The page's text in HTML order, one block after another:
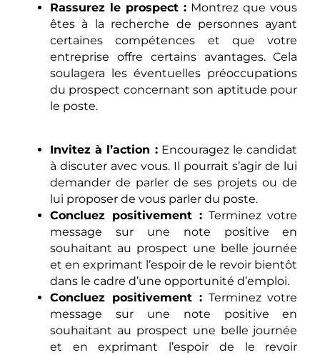
Rassurez le prospect : Montrez que vous
êtes à la recherche de personnes ayant
certaines compétences et que votre
entreprise offre certains avantages. Cela
soulagera les éventuelles préoccupations
du prospect concernant son aptitude pour
le poste.
Invitez à l’action :Encouragez le candidat
à discuter avec vous. Il pourrait s’agir de lui
demander de parler de ses projets ou de
lui proposer de vous parler du poste.
Concluez positivement :Terminez votre
message sur une note positive en
souhaitant au prospect une belle journée
et en exprimant l’espoir de le revoir bientôt
dans le cadre d’une opportunité d’emploi.
Concluez positivement :Terminez votre
message sur une note positive en
souhaitant au prospect une belle journée
et en exprimant l’espoir de le revoir